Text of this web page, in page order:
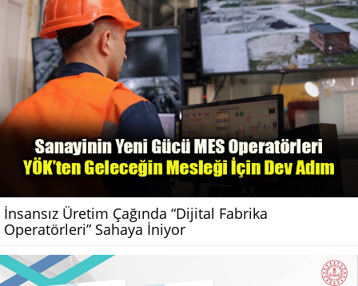
İnsansız Üretim Çağında “Dijital Fabrika
Operatörleri” Sahaya İniyor